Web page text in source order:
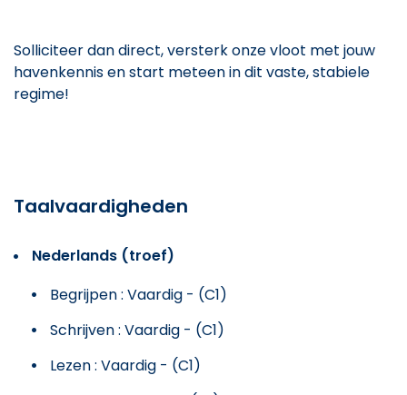
Solliciteer dan direct, versterk onze vloot met jouw
havenkennis en start meteen in dit vaste, stabiele
regime!
Taalvaardigheden
Nederlands (troef)
Begrijpen : Vaardig - (C1)
Schrijven : Vaardig - (C1)
Lezen : Vaardig - (C1)